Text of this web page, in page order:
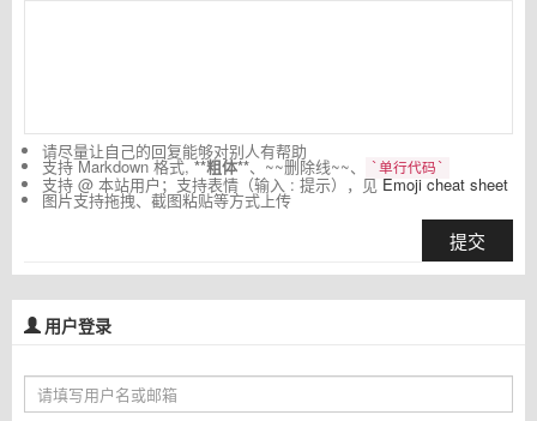
请尽量让自己的回复能够对别人有帮助
支持 Markdown 格式,**粗体**、~~删除线~~、 `单行代码`
支持 @ 本站用户；支持表情（输入 : 提示），见 Emoji cheat sheet
图片支持拖拽、截图粘贴等方式上传
提交
用户登录